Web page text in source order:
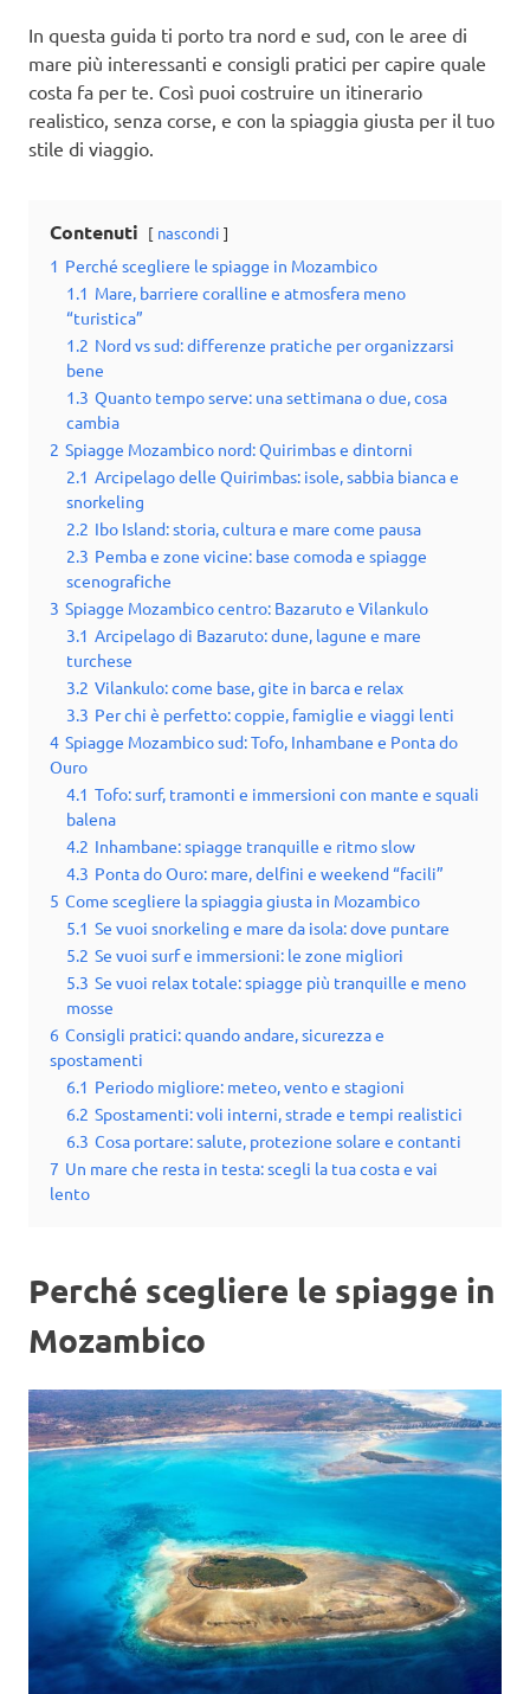
In questa guida ti porto tra nord e sud, con le aree di
mare più interessanti e consigli pratici per capire quale
costa fa per te. Così puoi costruire un itinerario
realistico, senza corse, e con la spiaggia giusta per il tuo
stile di viaggio.
Contenuti nascondi
1 Perché scegliere le spiagge in Mozambico
1.1 Mare, barriere coralline e atmosfera meno
“turistica”
1.2 Nord vs sud: differenze pratiche per organizzarsi
bene
1.3 Quanto tempo serve: una settimana o due, cosa
cambia
2 Spiagge Mozambico nord: Quirimbas e dintorni
2.1 Arcipelago delle Quirimbas: isole, sabbia bianca e
snorkeling
2.2 Ibo Island: storia, cultura e mare come pausa
2.3 Pemba e zone vicine: base comoda e spiagge
scenografiche
3 Spiagge Mozambico centro: Bazaruto e Vilankulo
3.1 Arcipelago di Bazaruto: dune, lagune e mare
turchese
3.2 Vilankulo: come base, gite in barca e relax
3.3 Per chi è perfetto: coppie, famiglie e viaggi lenti
4 Spiagge Mozambico sud: Tofo, Inhambane e Ponta do
Ouro
4.1 Tofo: surf, tramonti e immersioni con mante e squali
balena
4.2 Inhambane: spiagge tranquille e ritmo slow
4.3 Ponta do Ouro: mare, delfini e weekend “facili”
5 Come scegliere la spiaggia giusta in Mozambico
5.1 Se vuoi snorkeling e mare da isola: dove puntare
5.2 Se vuoi surf e immersioni: le zone migliori
5.3 Se vuoi relax totale: spiagge più tranquille e meno
mosse
6 Consigli pratici: quando andare, sicurezza e
spostamenti
6.1 Periodo migliore: meteo, vento e stagioni
6.2 Spostamenti: voli interni, strade e tempi realistici
6.3 Cosa portare: salute, protezione solare e contanti
7 Un mare che resta in testa: scegli la tua costa e vai
lento
Perché scegliere le spiagge in
Mozambico